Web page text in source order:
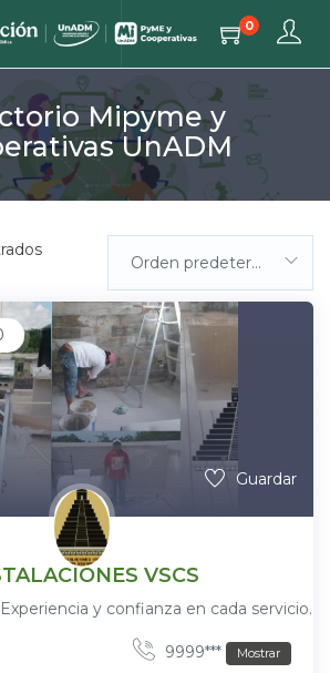
0
Mipyme y
UnADM
Orden predeterminada
Guardar
VSCS
y confianza en cada servicio.
9999*** Mostrar